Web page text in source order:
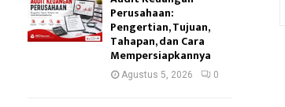
Perusahaan:
Pengertian, Tujuan,
Tahapan, dan Cara
Mempersiapkannya
Agustus 5, 2026 0